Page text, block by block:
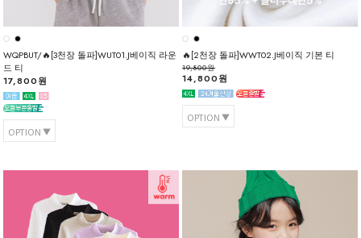
WQPBUT/🔥[3천장 돌파]WUT01.J베이직 라운
드 티
17,800원
OPTION
🔥[2천장 돌파]WWT02.J베이직 기본 티
19,800원
14,800원
OPTION